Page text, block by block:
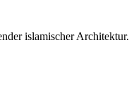
islamischer Architektur.